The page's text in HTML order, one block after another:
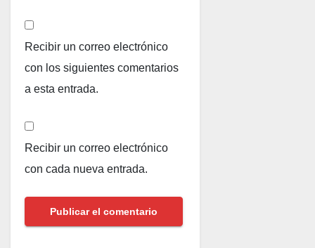
Recibir un correo electrónico
con los siguientes comentarios
a esta entrada.
Recibir un correo electrónico
con cada nueva entrada.